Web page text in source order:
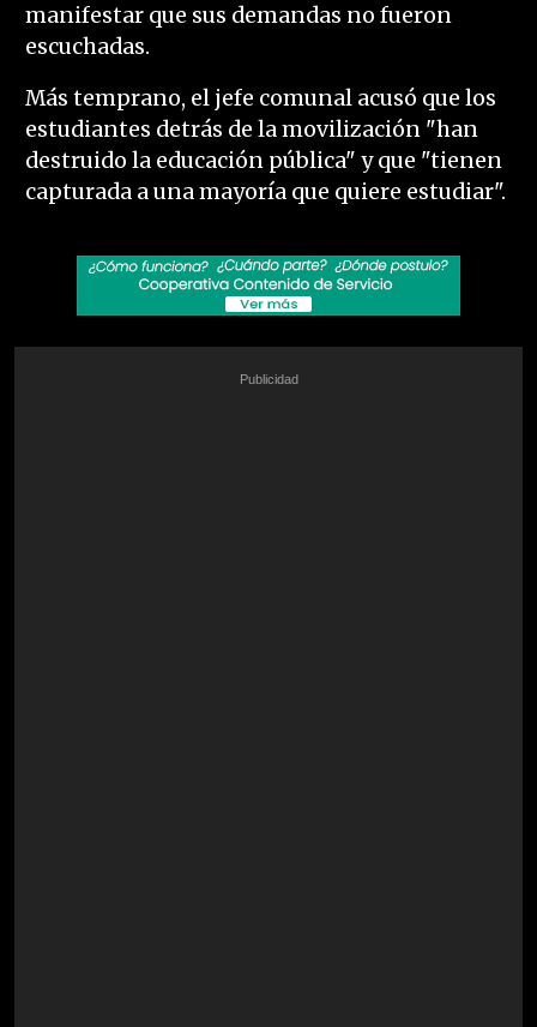
manifestar que sus demandas no fueron
escuchadas.
Más temprano, el jefe comunal acusó que los
estudiantes detrás de la movilización "han
destruido la educación pública" y que "tienen
capturada a una mayoría que quiere estudiar".